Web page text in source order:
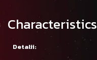
Characteristics
Detalii: